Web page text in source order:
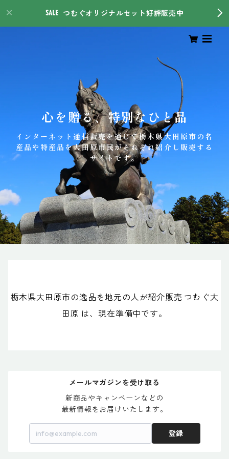
つむぐオリジナルセット好評販売中
心を贈る、特別なひと品
インターネット通信販売を通じて栃木県大田原市の名
産品や特産品を大田原市民がそれぞれ紹介し販売する
サイトです。
栃木県大田原市の逸品を地元の人が紹介販売 つむぐ大
田原 は、現在準備中です。
メールマガジンを受け取る
新商品やキャンペーンなどの
最新情報をお届けいたします。
登録